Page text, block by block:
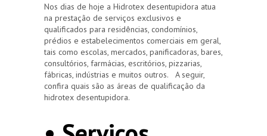
Nos dias de hoje a Hidrotex desentupidora atua
na prestação de serviços exclusivos e
qualificados para residências, condomínios,
prédios e estabelecimentos comerciais em geral,
tais como escolas, mercados, panificadoras, bares,
consultórios, farmácias, escritórios, pizzarias,
fábricas, indústrias e muitos outros. A seguir,
confira quais são as áreas de qualificação da
hidrotex desentupidora.